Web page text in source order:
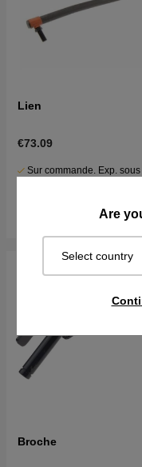
Are
Select country
Lien
€73.09
Sur commande. Exp. sous
Broche